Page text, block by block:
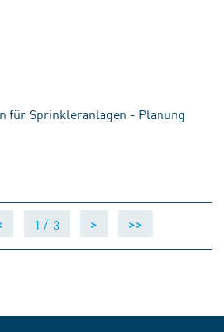
für Sprinkleranlagen - Planung
1 / 3 > >>